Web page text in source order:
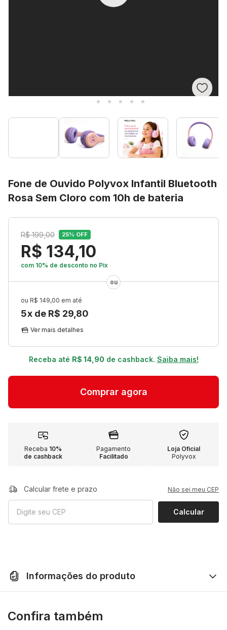
Fone de Ouvido Polyvox Infantil Bluetooth
Rosa Sem Cloro com 10h de bateria
25% OFF
R$ 199,00
R$ 134,10
com 10% de desconto no Pix
R$ 149,00
5x de R$ 29,80
Ver mais detalhes
Receba até R$ 14,90 de cashback. Saiba mais!
Receba 10%
de cashback
Pagamento
Facilitado
Loja Oficial
Polyvox
Calcular frete e prazo
Calcular
Não sei meu CEP
Informações do produto
Confira também